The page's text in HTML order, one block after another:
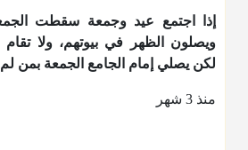
إذا اجتمع عيد وجمعة سقطت
ويصلون الظهر في بيوتهم، ولا
لكن يصلي إمام الجامع الجمعة بمن لم
منذ 3 شهر